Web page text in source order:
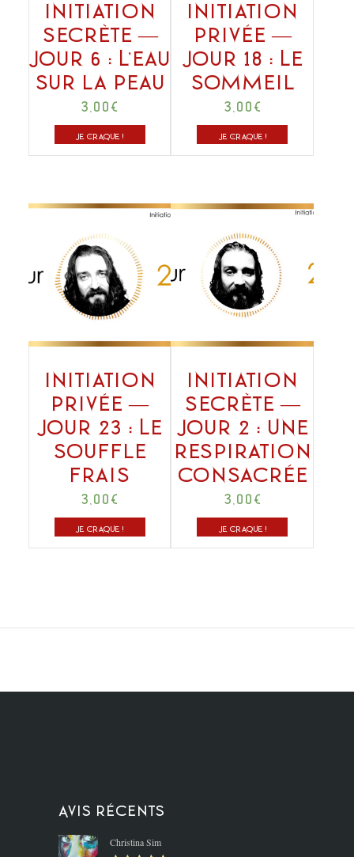
Initiation
secrète —
Jour 6 : L’eau
sur la peau
3,00 €
JE CRAQUE !
Initiation
privée —
Jour 18 : Le
sommeil
3,00 €
JE CRAQUE !
Initiation
privée —
Jour 23 : Le
souffle
frais
3,00 €
JE CRAQUE !
Initiation
secrète —
Jour 2 : Une
respiration
consacrée
3,00 €
JE CRAQUE !
Avis récents
Christina Sim